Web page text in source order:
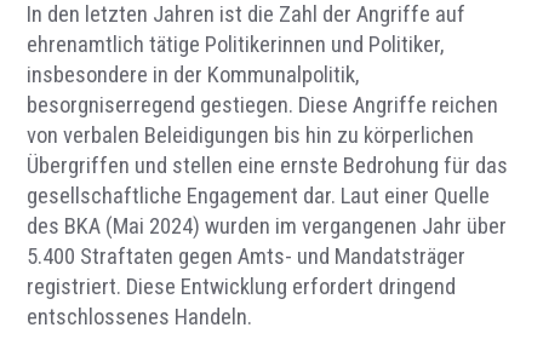
In den letzten Jahren ist die Zahl der Angriffe auf
ehrenamtlich tätige Politikerinnen und Politiker,
insbesondere in der Kommunalpolitik,
besorgniserregend gestiegen. Diese Angriffe reichen
von verbalen Beleidigungen bis hin zu körperlichen
Übergriffen und stellen eine ernste Bedrohung für das
gesellschaftliche Engagement dar. Laut einer Quelle
des BKA (Mai 2024) wurden im vergangenen Jahr über
5.400 Straftaten gegen Amts- und Mandatsträger
registriert. Diese Entwicklung erfordert dringend
entschlossenes Handeln.